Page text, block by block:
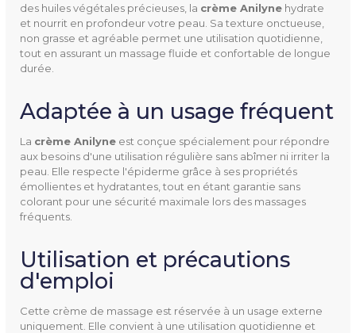
des huiles végétales précieuses, la crème Anilynehydrate
et nourrit en profondeur votre peau. Sa texture onctueuse,
non grasse et agréable permet une utilisation quotidienne,
tout en assurant un massage fluide et confortable de longue
durée.
Adaptée à un usage fréquent
La crème Anilyneest conçue spécialement pour répondre
aux besoins d'une utilisation régulière sans abîmer ni irriter la
peau. Elle respecte l'épiderme grâce à ses propriétés
émollientes et hydratantes, tout en étant garantie sans
colorant pour une sécurité maximale lors des massages
fréquents.
Utilisation et précautions
d'emploi
Cette crème de massage est réservée à un usage externe
uniquement. Elle convient à une utilisation quotidienne et
250 ml
1000 ml
Ean13 3770016024044